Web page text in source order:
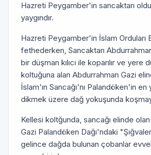
Hazreti Peygamber'in sancaktarı
yaygındır.
Hazreti Peygamber'in İslam Orduları
fethederken, Sancaktarı
bir düşman kılıcı ile koparılır ve yere
koltuğuna alan Abdurrahman Gazi
İslam'ın Sancağı'nı Palandöken'in en
dikmek üzere dağ yokuşunda
Kellesi koltğunda, sancağı elinde
Gazi Palandöken Dağı'ndaki
gelince dağda bulunan çobanlar